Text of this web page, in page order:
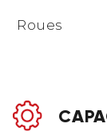
Roues